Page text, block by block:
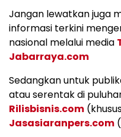
Jangan lewatkan juga
informasi terkini
nasional melalui media
Jabarraya.com
Sedangkan untuk
atau serentak di
Rilisbisnis.com
Jasasiaranpers.com